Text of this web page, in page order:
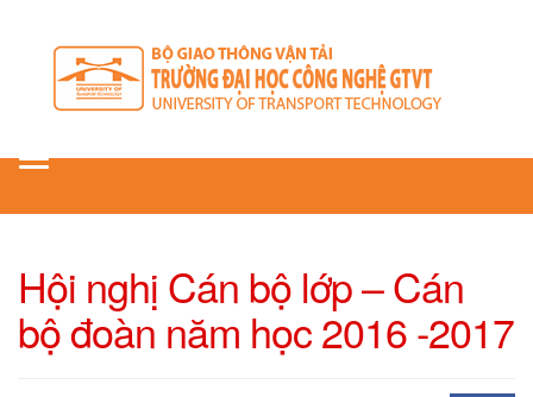
Toggle
Hội nghị Cán bộ lớp – Cán
bộ đoàn năm học 2016 -2017